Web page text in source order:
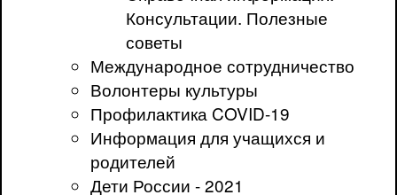
Консультации. Полезные
советы
Международное сотрудничество
Волонтеры культуры
Профилактика COVID-19
Информация для учащихся и
родителей
Дети России - 2021